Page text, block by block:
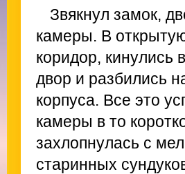
Звякнул замок,
камеры. В
коридор, кинулись
двор и разбились
корпуса. Все это
камеры в то
захлопнулась с
старинных